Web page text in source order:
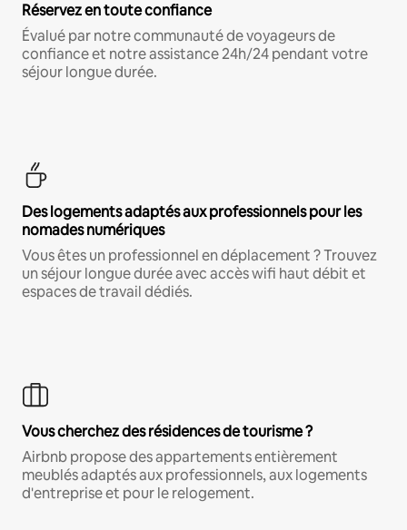
Réservez en toute confiance
Évalué par notre communauté de voyageurs de
confiance et notre assistance 24h/24 pendant votre
séjour longue durée.
Des logements adaptés aux professionnels pour les
nomades numériques
Vous êtes un professionnel en déplacement ? Trouvez
un séjour longue durée avec accès wifi haut débit et
espaces de travail dédiés.
Vous cherchez des résidences de tourisme ?
Airbnb propose des appartements entièrement
meublés adaptés aux professionnels, aux logements
d'entreprise et pour le relogement.